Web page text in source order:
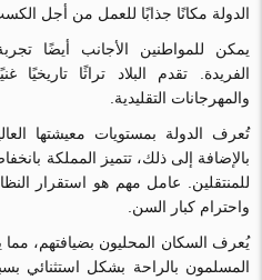
الدولة مكانًا جذابًا للعمل من أجل
يمكن للمواطنين الأجانب أيضًا تجربة
الفريدة. تقدم البلاد تراثًا
والمهرجانات التقليدية.
تُعرف الدولة بمستويات معيشتها
بالإضافة إلى ذلك، تتميز المملكة
للمنتقلين. عامل مهم هو استقرار
واحترام كبار السن.
يُعرف السكان المحليون بضيافتهم،
المسلمون بالراحة بشكل استثنائي